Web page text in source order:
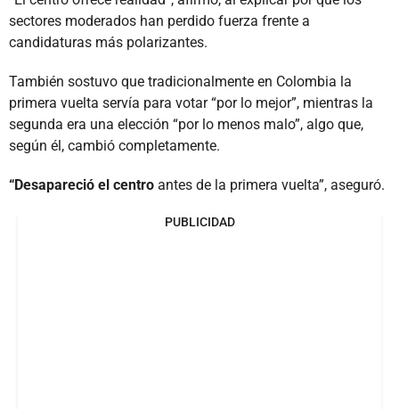
sectores moderados han perdido fuerza frente a
candidaturas más polarizantes.
También sostuvo que tradicionalmente en Colombia la
primera vuelta servía para votar “por lo mejor”, mientras la
segunda era una elección “por lo menos malo”, algo que,
según él, cambió completamente.
“Desapareció el centro antes de la primera vuelta”, aseguró.
PUBLICIDAD